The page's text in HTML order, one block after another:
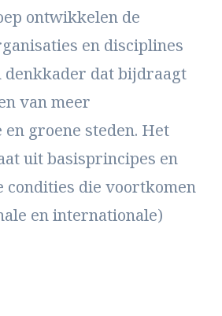
ontwikkelen de
en disciplines
denkkader dat bijdraagt
van meer
groene steden. Het
uit basisprincipes en
die voortkomen
en internationale)